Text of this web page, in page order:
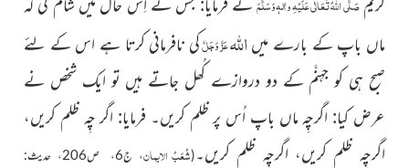
صَلَّی اللّٰہُ تَعَالٰی عَلَیْہِ واٰلہٖ وَسَلَّمَ
ماں باپ کے بارے میں اللہعَزَّ وَجَلَّکی نافرمانی کرتا ہے اس کے لئے
صبح ہی کو جہنَّم کے دو دروازے کُھل جاتے ہیں تو ایک شخص نے
عرض کیا: اگرچِہ ماں باپ اُس پر ظلم کریں۔ فرمایا: اگر چِہ ظلم کریں،
اگرچِہ ظلم کریں، اگرچِہ ظلم کریں۔(شُعَبُ الایمان ، ج6، ص206، حدیث: